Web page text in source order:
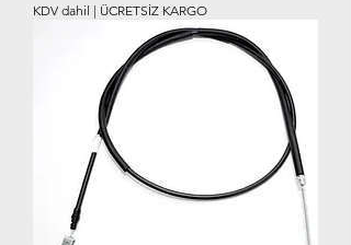
KDV dahil | ÜCRETSİZ KARGO